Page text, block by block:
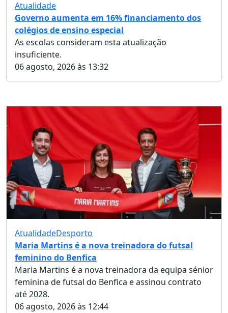
Atualidade
Governo aumenta em 16% financiamento dos
colégios de ensino especial
As escolas consideram esta atualização
insuficiente.
06 agosto, 2026 às 13:32
AtualidadeDesporto
Maria Martins é a nova treinadora do futsal
feminino do Benfica
Maria Martins é a nova treinadora da equipa sénior
feminina de futsal do Benfica e assinou contrato
até 2028.
06 agosto, 2026 às 12:44